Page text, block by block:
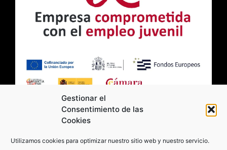
Gestionar el
Consentimiento de las
Cookies
Utilizamos cookies para optimizar nuestro sitio web y nuestro servicio.
2026 Moviltick technologies. Todos los